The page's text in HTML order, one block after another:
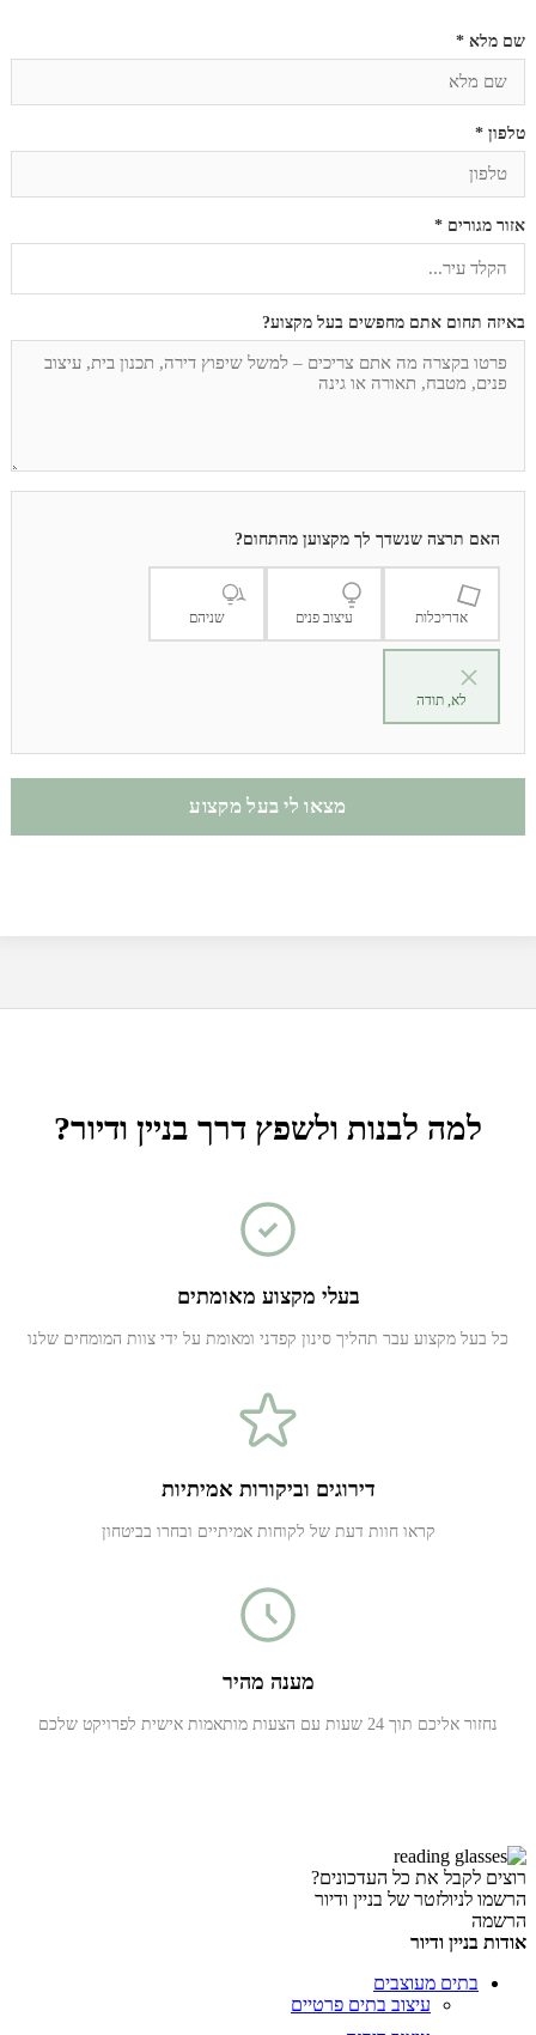
שם מלא *
טלפון *
אזור מגורים *
באיזה תחום אתם מחפשים בעל מקצוע?
האם תרצה שנשדך לך מקצוען מהתחום?
אדריכלות עיצוב פנים שניהם
לא, תודה
מצאו לי בעל מקצוע
למה לבנות ולשפץ דרך בניין ודיור?
בעלי מקצוע מאומתים
כל בעל מקצוע עבר תהליך סינון קפדני ומאומת על ידי צוות המומחים שלנו
דירוגים וביקורות אמיתיות
קראו חוות דעת של לקוחות אמיתיים ובחרו בביטחון
מענה מהיר
נחזור אליכם תוך 24 שעות עם הצעות מותאמות אישית לפרויקט שלכם
רוצים לקבל את כל העדכונים?
הרשמו לניולזטר של בניין ודיור
הרשמה
אודות בניין ודיור
בתים מעוצבים
עיצוב בתים פרטיים